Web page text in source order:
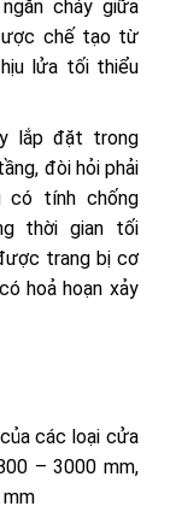
cháy giữa
chế tạo từ
lửa tối thiểu
lắp đặt trong
đòi hỏi phải
tính chống
thời gian tối
trang bị cơ
hoả hoạn xảy
các loại cửa
– 3000 mm,